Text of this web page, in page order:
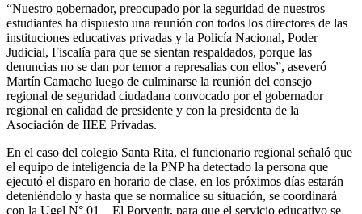
“Nuestro gobernador, preocupado por la seguridad de nuestros
estudiantes ha dispuesto una reunión con todos los directores de las
instituciones educativas privadas y la Policía Nacional, Poder
Judicial, Fiscalía para que se sientan respaldados, porque las
denuncias no se dan por temor a represalias con ellos”, aseveró
Martín Camacho luego de culminarse la reunión del consejo
regional de seguridad ciudadana convocado por el gobernador
regional en calidad de presidente y con la presidenta de la
Asociación de IIEE Privadas.
En el caso del colegio Santa Rita, el funcionario regional señaló que
el equipo de inteligencia de la PNP ha detectado la persona que
ejecutó el disparo en horario de clase, en los próximos días estarán
deteniéndolo y hasta que se normalice su situación, se coordinará
con la Ugel N° 01 – El Porvenir, para que el servicio educativo se